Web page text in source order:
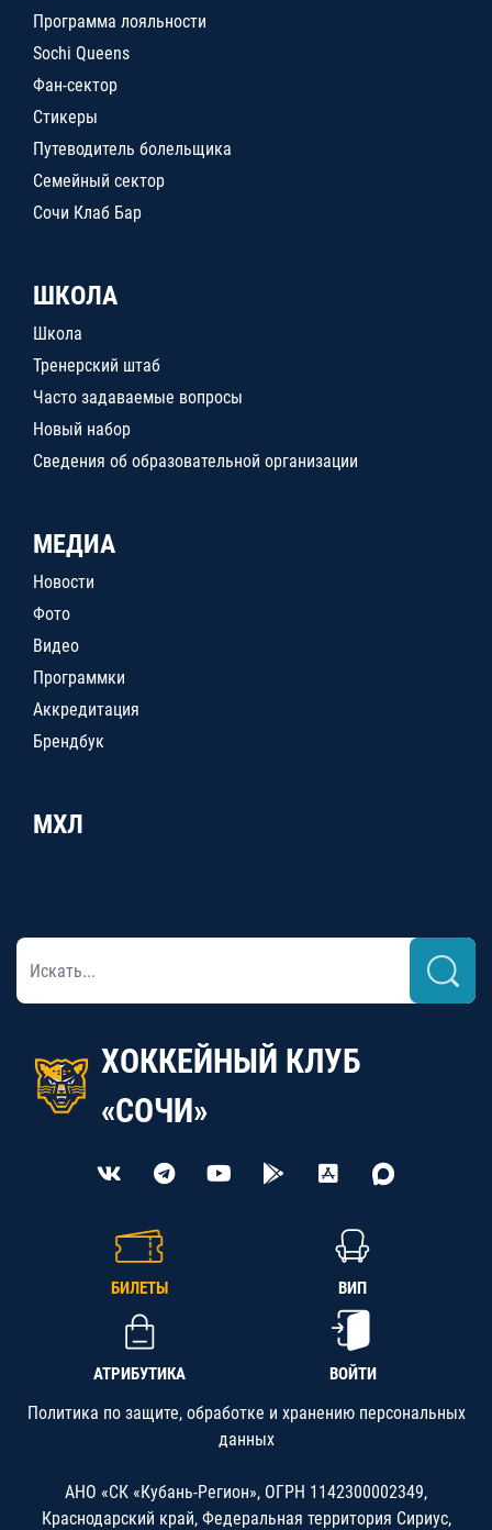
Программа лояльности
Sochi Queens
Фан-сектор
Стикеры
Путеводитель болельщика
Семейный сектор
Сочи Клаб Бар
ШКОЛА
Школа
Тренерский штаб
Часто задаваемые вопросы
Новый набор
Сведения об образовательной организации
МЕДИА
Новости
Фото
Видео
Программки
Аккредитация
Брендбук
МХЛ
ХОККЕЙНЫЙ КЛУБ
«СОЧИ»
БИЛЕТЫ ВИП
АТРИБУТИКА ВОЙТИ
Политика по защите, обработке и хранению персональных
данных
АНО «СК «Кубань-Регион», ОГРН 1142300002349,
Краснодарский край, Федеральная территория Сириус,